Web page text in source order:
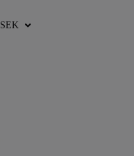
SEK